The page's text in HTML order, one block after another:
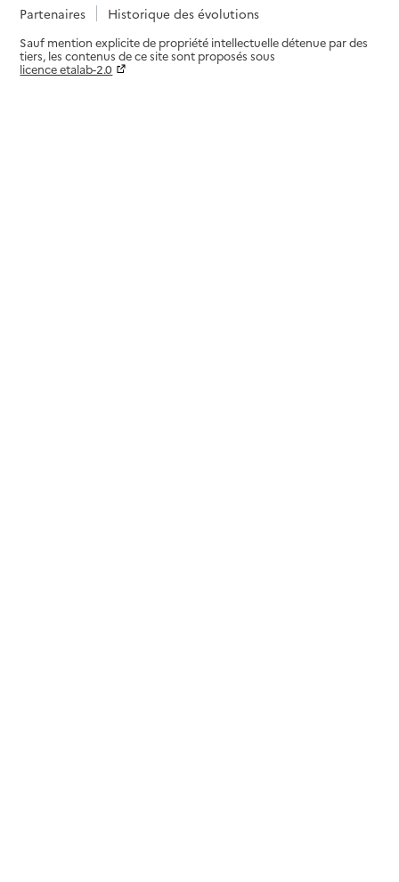
Partenaires
Historique des évolutions
Sauf mention explicite de propriété intellectuelle détenue par des
tiers, les contenus de ce site sont proposés sous
licence etalab-2.0